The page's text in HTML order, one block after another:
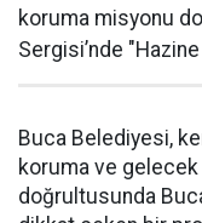
koruma misyonu
Sergisi’nde
Buca Belediyesi,
koruma ve
doğrultusunda